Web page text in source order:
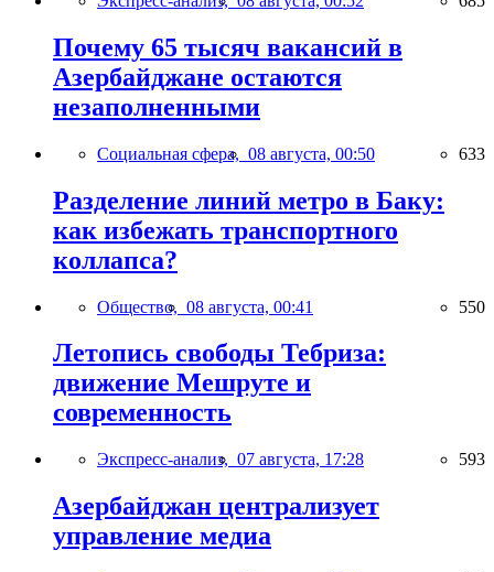
Почему 65 тысяч вакансий в
Азербайджане остаются
незаполненными
Социальная сфера, 08 августа, 00:50 633
Разделение линий метро в Баку:
как избежать транспортного
коллапса?
Общество, 08 августа, 00:41 550
Летопись свободы Тебриза:
движение Мешруте и
современность
Экспресс-анализ, 07 августа, 17:28 593
Азербайджан централизует
управление медиа